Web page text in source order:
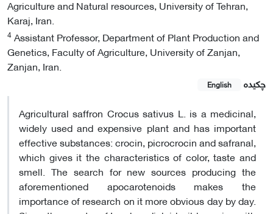
Agriculture and Natural resources, University of Tehran,
Karaj, Iran.
4Assistant Professor, Department of Plant Production and
Genetics, Faculty of Agriculture, University of Zanjan,
Zanjan, Iran.
چکیده
English
Agricultural saffron Crocus sativus L. is a medicinal,
widely used and expensive plant and has important
effective substances: crocin, picrocrocin and safranal,
which gives it the characteristics of color, taste and
smell. The search for new sources producing the
aforementioned apocarotenoids makes the
importance of research on it more obvious day by day.